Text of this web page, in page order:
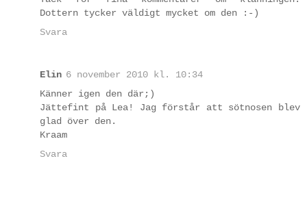
Dottern tycker väldigt mycket om den :-)
Svara
Elin 6 november 2010 kl. 10:34
Känner igen den där;)
Jättefint på Lea! Jag förstår att sötnosen blev
glad över den.
Kraam
Svara